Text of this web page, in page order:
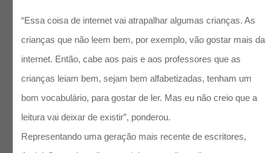
“Essa coisa de internet vai atrapalhar algumas crianças. As
crianças que não leem bem, por exemplo, vão gostar mais da
internet. Então, cabe aos pais e aos professores que as
crianças leiam bem, sejam bem alfabetizadas, tenham um
bom vocabulário, para gostar de ler. Mas eu não creio que a
leitura vai deixar de existir”, ponderou.
Representando uma geração mais recente de escritores,